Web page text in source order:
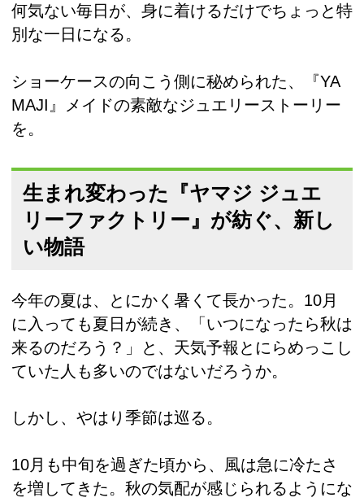
何気ない毎日が、身に着けるだけでちょっと特
別な一日になる。
ショーケースの向こう側に秘められた、『YA
MAJI』メイドの素敵なジュエリーストーリー
を。
生まれ変わった『ヤマジ ジュエ
リーファクトリー』が紡ぐ、新し
い物語
今年の夏は、とにかく暑くて長かった。10月
に入っても夏日が続き、「いつになったら秋は
来るのだろう？」と、天気予報とにらめっこし
ていた人も多いのではないだろうか。
しかし、やはり季節は巡る。
10月も中旬を過ぎた頃から、風は急に冷たさ
を増してきた。秋の気配が感じられるようにな